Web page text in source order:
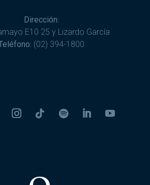
Dirección:
E10 25 y Lizardo García
(02) 394-1800